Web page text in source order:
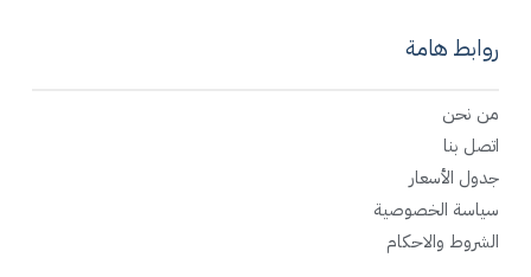
روابط هامة
من نحن
اتصل بنا
جدول الأسعار
سياسة الخصوصية
الشروط والاحكام